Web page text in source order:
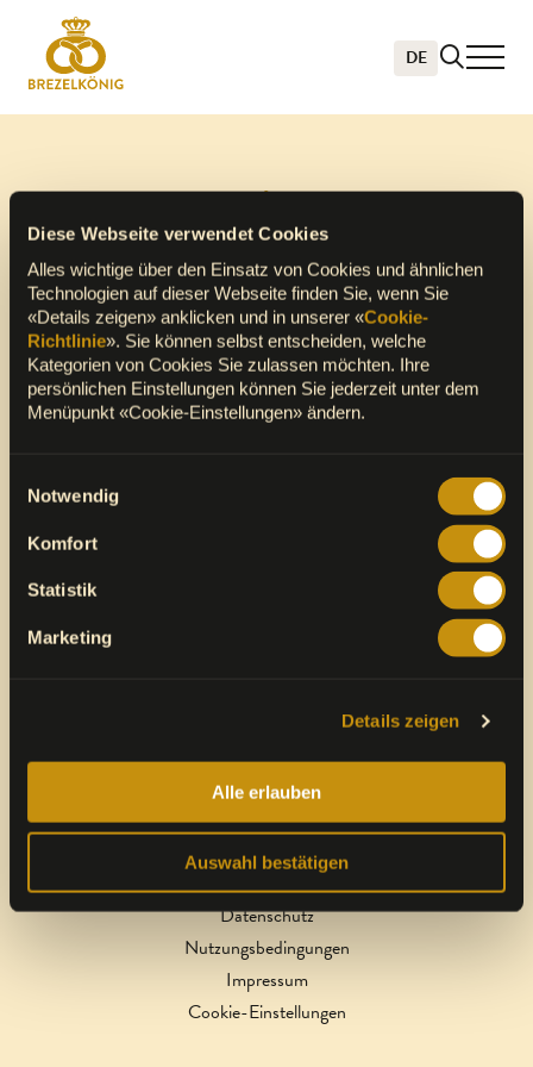
Diese Webseite verwendet Cookies
Alles wichtige über den Einsatz von Cookies und ähnlichen
Technologien auf dieser Webseite finden Sie, wenn Sie
«Details zeigen» anklicken und in unserer «Cookie-
Richtlinie». Sie können selbst entscheiden, welche
Kategorien von Cookies Sie zulassen möchten. Ihre
persönlichen Einstellungen können Sie jederzeit unter dem
Menüpunkt «Cookie-Einstellungen» ändern.
Einwilligungsauswahl
Notwendig
Komfort
Statistik
Marketing
Details zeigen
Alle erlauben
Auswahl bestätigen
DE
Loyalty App
Eine Marke von
VALORA INTEGRITY LINE
info@brezelkoenig.ch
2026 © Brezelkönig AG
Datenschutz
Nutzungsbedingungen
Impressum
Cookie-Einstellungen